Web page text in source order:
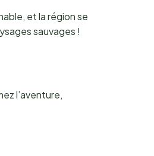
et la région se
sauvages !
l’aventure,